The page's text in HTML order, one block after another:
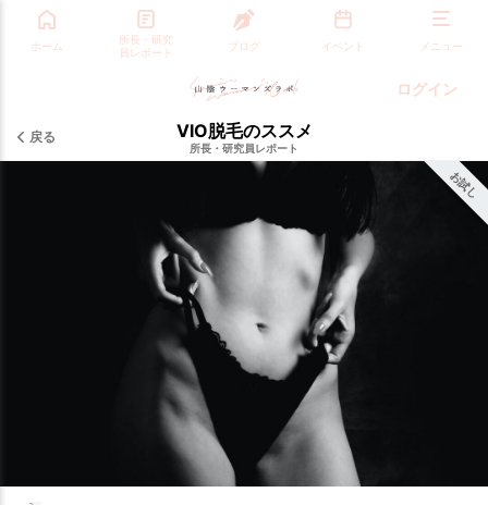
ホーム
所長・研究
員レポート
ブログ イベント メニュー
ログイン
戻る VIO脱毛のススメ
所長・研究員レポート
お試し